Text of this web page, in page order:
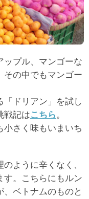
ップル、マンゴーな
その中でもマンゴー
「ドリアン」を試し
戦記はこちら。
さく味もいまいち
ように辛くなく、
す。こちらにもルン
、ベトナムのものと